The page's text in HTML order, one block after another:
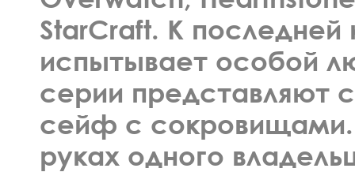
StarCraft. К последней
испытывает особой
серии представляют
сейф с сокровищами.
руках одного